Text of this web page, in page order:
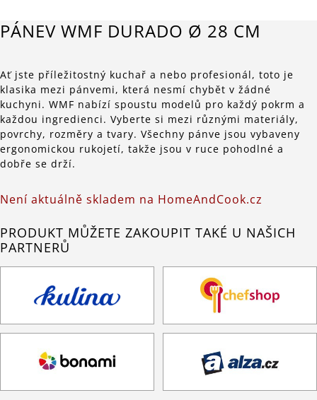
PÁNEV WMF DURADO Ø 28 CM
Ať jste příležitostný kuchař a nebo profesionál, toto je
klasika mezi pánvemi, která nesmí chybět v žádné
kuchyni. WMF nabízí spoustu modelů pro každý pokrm a
každou ingredienci. Vyberte si mezi různými materiály,
povrchy, rozměry a tvary. Všechny pánve jsou vybaveny
ergonomickou rukojetí, takže jsou v ruce pohodlné a
dobře se drží.
Není aktuálně skladem na HomeAndCook.cz
PRODUKT MŮŽETE ZAKOUPIT TAKÉ U NAŠICH
PARTNERŮ